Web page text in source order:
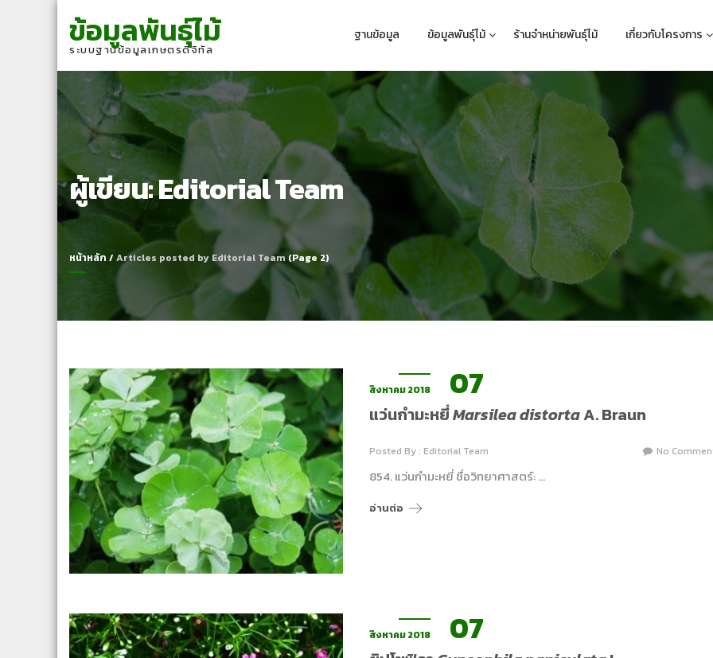
navigation
content
ข้อมูลพันธุ์ไม้
ระบบฐานข้อมูลเกษตรดิจิทัล
ฐานข้อมูล ข้อมูลพันธุ์ไม้ ร้านจำหน่ายพันธุ์ไม้ เกี่ยวกับโครงการ
ผู้เขียน:Editorial Team
หน้าหลัก / Articles posted by Editorial Team(Page 2)
สิงหาคม 2018 07
แว่นกำมะหยี่Marsilea distortaA. Braun
Posted By : Editorial Team No
854. แว่นกำมะหยี่ ชื่อวิทยาศาสตร์: …
อ่านต่อ
สิงหาคม 2018 07